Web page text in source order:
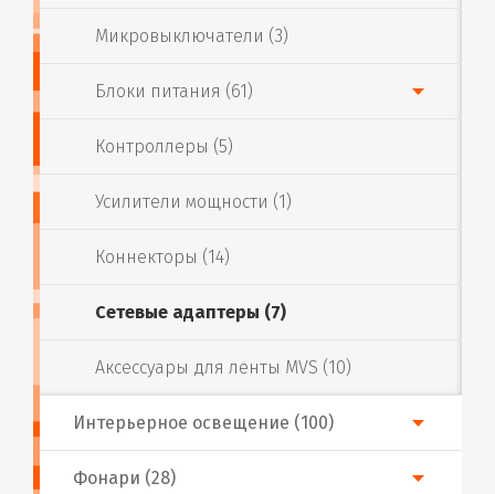
Фонари (28)
Интерьерное освещение (100)
Микровыключатели (3)
Блоки питания (61)
Контроллеры (5)
Усилители мощности (1)
Коннекторы (14)
Сетевые адаптеры (7)
Аксессуары для ленты MVS (10)